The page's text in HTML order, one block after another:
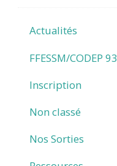
Actualités
FFESSM/CODEP 93
Inscription
Non classé
Nos Sorties